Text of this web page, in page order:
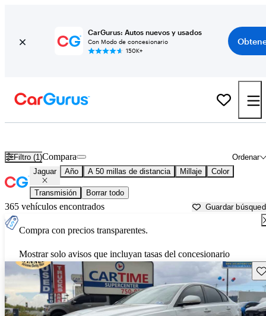
CarGurus: Autos nuevos y usados
Con Modo de concesionario
150K+
Filtro (1) Ordenar
Compara
Jaguar Año A 50 millas de distancia Millaje Color
Transmisión Borrar todo
365 vehículos encontrados Guardar
Compra con precios transparentes.
Mostrar solo avisos que incluyan tasas del concesionario